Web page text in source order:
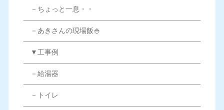
－ちょっと一息・・
－あきさんの現場飯🍚
▼工事例
－給湯器
－トイレ